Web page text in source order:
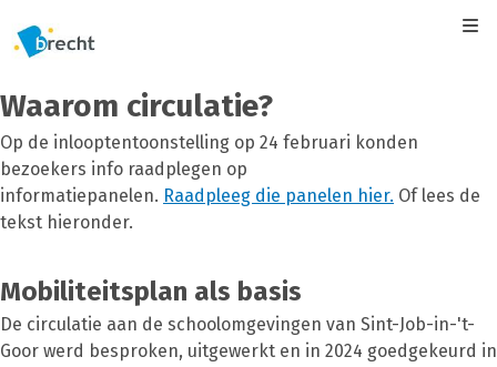
Waarom circulatie?
Op de inlooptentoonstelling op 24 februari konden
bezoekers info raadplegen op
informatiepanelen. Raadpleeg die panelen hier. Of lees de
tekst hieronder.
Mobiliteitsplan als basis
De circulatie aan de schoolomgevingen van Sint-Job-in-'t-
Goor werd besproken, uitgewerkt en in 2024 goedgekeurd in